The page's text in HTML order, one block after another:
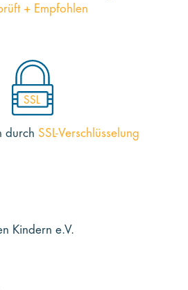
+ Empfohlen
SSL
durch SSL-Verschlüsselung
Kindern e.V.